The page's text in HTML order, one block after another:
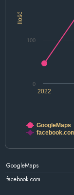
Ilość
2022
0
100
GoogleMaps
GoogleMaps
facebook.com